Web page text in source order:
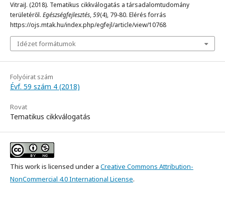
VitraiJ. (2018). Tematikus cikkválogatás a társadalomtudomány
területéről. Egészségfejlesztés,59(4), 79-80. Elérés forrás
https://ojs.mtak.hu/index.php/egfejl/article/view/10768
Idézet formátumok
Folyóirat szám
Évf. 59 szám 4 (2018)
Rovat
Tematikus cikkválogatás
This work is licensed under a Creative Commons Attribution-
NonCommercial 4.0 International License.